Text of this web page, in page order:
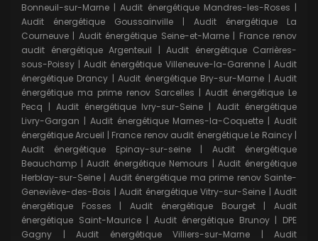
Bonneuil-sur-Marne |Audit énergétique Mandres-les-Roses |
Audit énergétique Goussainville | Audit énergétique La
Courneuve | Audit énergétique Seine-et-Marne| France renov
audit énergétique Argenteuil | Audit énergétique Carrières-
sous-Poissy | Audit énergétique Villeneuve-la-Garenne | Audit
énergétique Drancy |Audit énergétique Bry-sur-Marne |Audit
énergétique ma prime renov Sarcelles | Audit énergétique Le
Pecq | Audit énergétique Ivry-sur-Seine |Audit énergétique
Livry-Gargan | Audit énergétique Marnes-la-Coquette |Audit
énergétique Arcueil | France renov audit énergétique Le Raincy|
Audit énergétique Epinay-sur-seine|Audit énergétique
Beauchamp |Audit énergétique Nemours |Audit énergétique
Herblay-sur-Seine | Audit énergétique ma prime renov Sainte-
Geneviève-des-Bois | Audit énergétique Vitry-sur-Seine | Audit
énergétique Fosses |Audit énergétique Bourget|Audit
énergétique Saint-Maurice| Audit énergétique Brunoy| DPE
Gagny | Audit énergétique Villiers-sur-Marne | Audit